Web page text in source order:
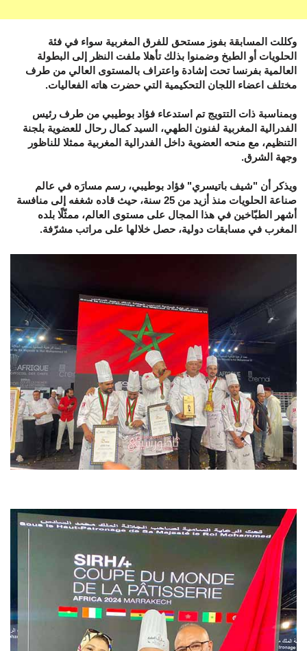
وكللت المسابقة بفوز مستحق للفرق المغربية سواء في فئة
الحلويات أو الطبخ وضمنوا بذلك تأهلا ملفت النظر إلى البطولة
العالمية بفرنسا تحت إشادة واعتراف بالمستوى العالي من طرف
مختلف اعضاء اللجان التحكيمية التي حضرت هاته الفعاليات.
وبمناسبة ذات التتويج تم استدعاء فؤاد بوطيبي من طرف رئيس
الفدرالية المغربية لفنون الطهي، السيد كمال رحال للعضوية بلجنة
التنظيم، مع منحه العضوية داخل الفدرالية المغربية ممثلا للناظور
وجهة الشرق.
ويذكر أن "شيف باتيسري" فؤاد بوطيبي، رسم مسارَه في عالم
صناعة الحلويات منذ أزيد من 25 سنة، حيث قاده شغفه إلى منافسة
أشهر الطبّاخين في هذا المجال على مستوى العالم، ممثّلًا بلده
المغرب في مسابقات دولية، حصل خلالها على مراتب مشرّفة.